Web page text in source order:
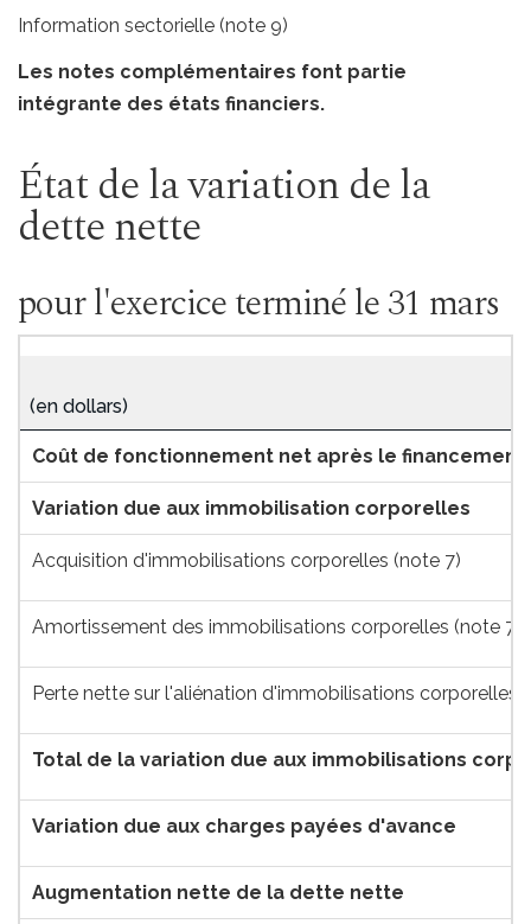
Information sectorielle (note 9)
Les notes complémentaires font partie
intégrante des états financiers.
État de la variation de la
dette nette
pour l'exercice terminé le 31 mars
(en dollars)
Coût de fonctionnement net après le
Variation due aux immobilisation corporelles
Acquisition d'immobilisations corporelles (note 7)
Amortissement des immobilisations corporelles (note 7)
Perte nette sur l'aliénation d'immobilisations corporelles
Total de la variation due aux immobilisations
Variation due aux charges payées d'avance
Augmentation nette de la dette nette